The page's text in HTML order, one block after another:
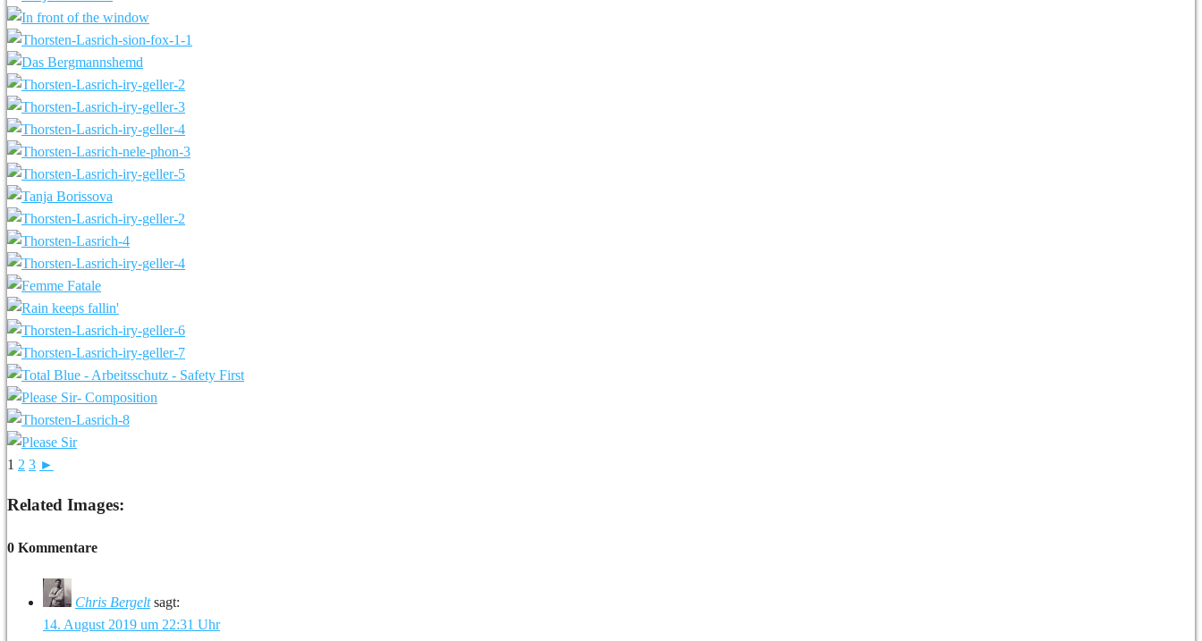
1 2 3 ►
Related Images:
0 Kommentare
Chris Bergelt sagt:
14. August 2019 um 22:31 Uhr